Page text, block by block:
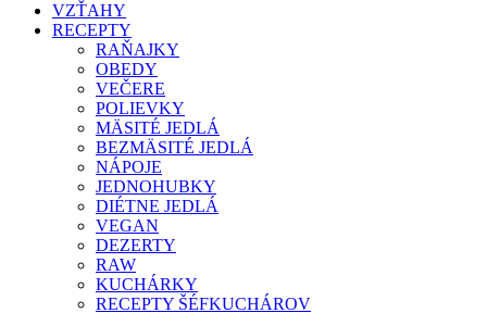
VZŤAHY
RECEPTY
RAŇAJKY
OBEDY
VEČERE
POLIEVKY
MÄSITÉ JEDLÁ
BEZMÄSITÉ JEDLÁ
NÁPOJE
JEDNOHUBKY
DIÉTNE JEDLÁ
VEGAN
DEZERTY
RAW
KUCHÁRKY
RECEPTY ŠÉFKUCHÁROV